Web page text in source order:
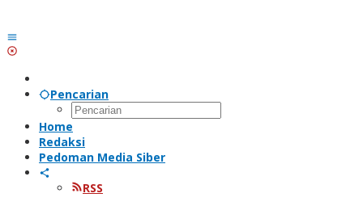
Pencarian
Home
Redaksi
Pedoman Media Siber
RSS